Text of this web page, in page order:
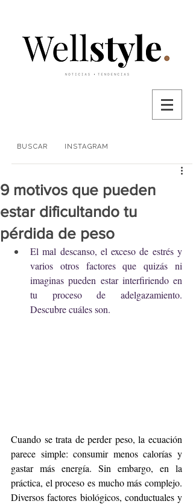
BUSCAR INSTAGRAM
9 motivos que pueden
estar dificultando tu
pérdida de peso
El mal descanso, el exceso de estrés y
varios otros factores que quizás ni
imaginas pueden estar interfiriendo en
tu proceso de adelgazamiento.
Descubre cuáles son.
Cuando se trata de perder peso, la ecuación
parece simple: consumir menos calorías y
gastar más energía. Sin embargo, en la
práctica, el proceso es mucho más complejo.
Diversos factores biológicos, conductuales y